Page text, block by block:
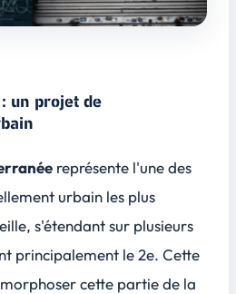
un projet de
représente l'une des
urbain les plus
s'étendant sur plusieurs
principalement le 2e. Cette
cette partie de la